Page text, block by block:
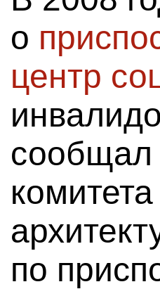
о
центр
сообщал
по